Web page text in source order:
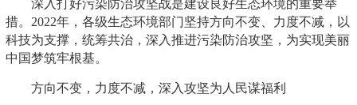
深入打好污染防治攻坚战是建设良好生态环境的重要举
措。2022年，各级生态环境部门坚持方向不变、力度不减，以
科技为支撑，统筹共治，深入推进污染防治攻坚，为实现美丽
中国梦筑牢根基。
方向不变，力度不减，深入攻坚为人民谋福利